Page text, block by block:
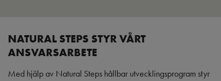
NATURAL STEPS STYR VÅRT
ANSVARSARBETE
Med hjälp av Natural Steps hållbar utvecklingsprogram styr